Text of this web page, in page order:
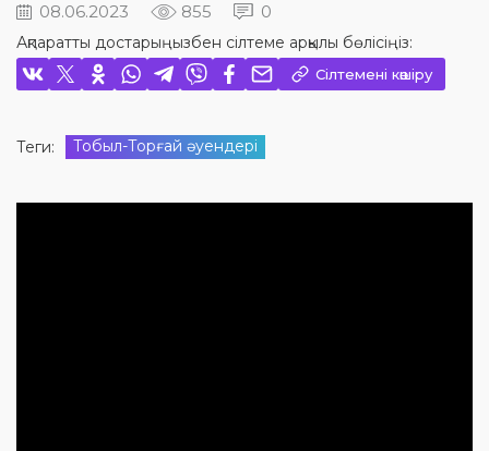
08.06.2023 855 0
Ақпаратты достарыңызбен сілтеме арқылы бөлісіңіз:
Сілтемені көшіру
Теги: Тобыл-Торғай әуендері